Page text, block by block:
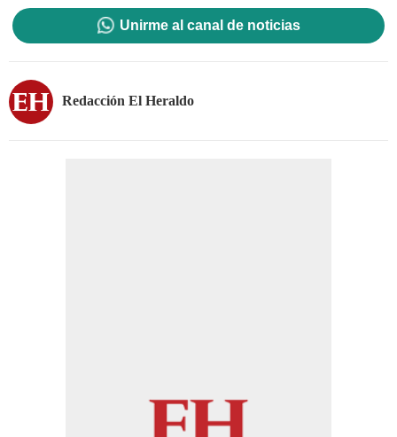
Unirme al canal de noticias
Redacción El Heraldo